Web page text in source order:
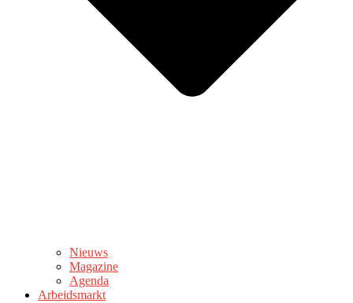
Nieuws
Magazine
Agenda
Arbeidsmarkt